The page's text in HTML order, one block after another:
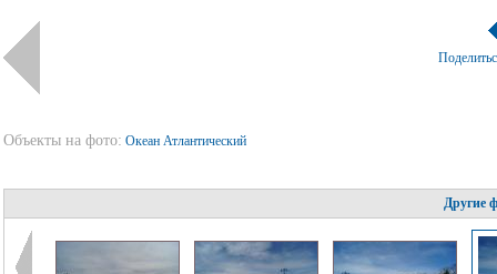
Объекты на фото: Океан Атлантический
Другие